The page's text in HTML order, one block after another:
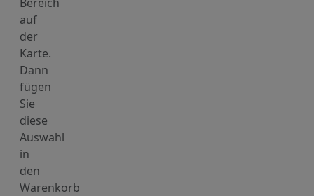
auf
der
Karte.
Dann
fügen
Sie
diese
Auswahl
in
den
Warenkorb